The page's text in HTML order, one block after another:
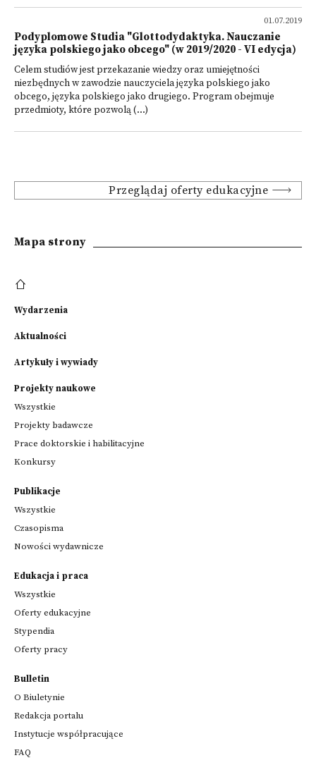
01.07.2019
Podyplomowe Studia "Glottodydaktyka. Nauczanie
języka polskiego jako obcego" (w 2019/2020 - VI edycja)
Celem studiów jest przekazanie wiedzy oraz umiejętności
niezbędnych w zawodzie nauczyciela języka polskiego jako
obcego, języka polskiego jako drugiego. Program obejmuje
przedmioty, które pozwolą (...)
Przeglądaj oferty edukacyjne
Mapa strony
Wydarzenia
Aktualności
Artykuły i wywiady
Projekty naukowe
Wszystkie
Projekty badawcze
Prace doktorskie i habilitacyjne
Konkursy
Publikacje
Wszystkie
Czasopisma
Nowości wydawnicze
Edukacja i praca
Wszystkie
Oferty edukacyjne
Stypendia
Oferty pracy
Bulletin
O Biuletynie
Redakcja portalu
Instytucje współpracujące
FAQ